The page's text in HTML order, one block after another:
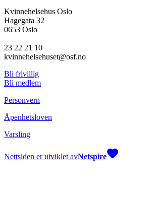
Kvinnehelsehus Oslo
Hagegata 32
0653 Oslo
23 22 21 10
kvinnehelsehuset@osf.no
Bli frivillig
Bli medlem
Personvern
Åpenhetsloven
Varsling
Nettsiden er utviklet avNetspire